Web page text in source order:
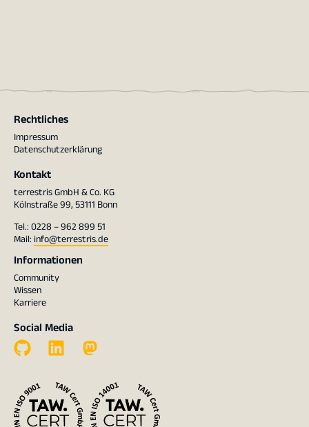
Rechtliches
Impressum
Datenschutzerklärung
Kontakt
terrestris GmbH & Co. KG
Kölnstraße 99, 53111 Bonn
Tel.: 0228 – 962 899 51
Mail: info@terrestris.de
Informationen
Community
Wissen
Karriere
Social Media